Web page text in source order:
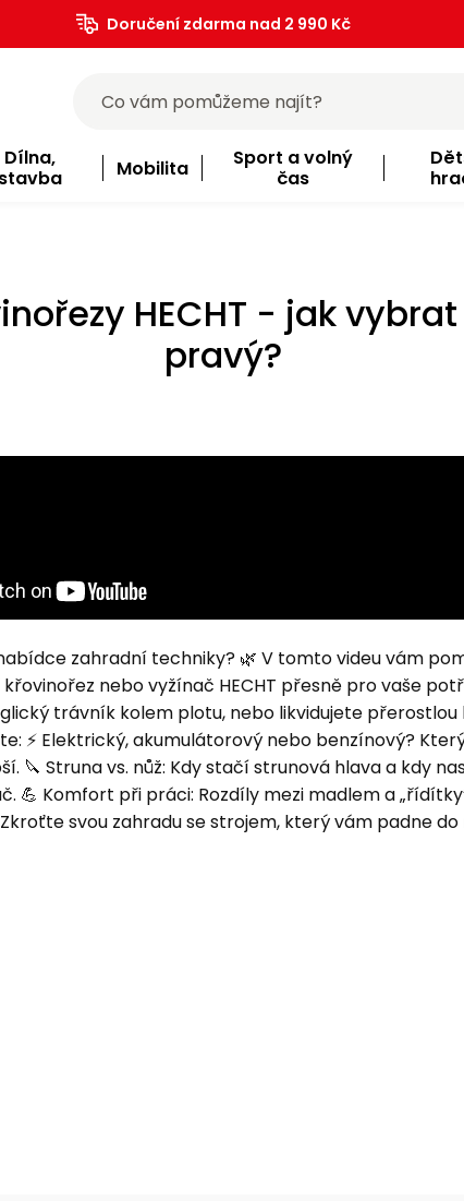
Doručení zdarma nad 2 990 Kč
Dílna,
stavba
Mobilita
Sport a volný
čas
HECHT - jak
pravý?
zahradní techniky? 🌿 V tomto videu vám
nebo vyžínač HECHT přesně pro vaše
trávník kolem plotu, nebo likvidujete přerostlou
⚡ Elektrický, akumulátorový nebo benzínový?
🔪 Struna vs. nůž: Kdy stačí strunová hlava a kdy
💪 Komfort při práci: Rozdíly mezi madlem a
svou zahradu se strojem, který vám padne do